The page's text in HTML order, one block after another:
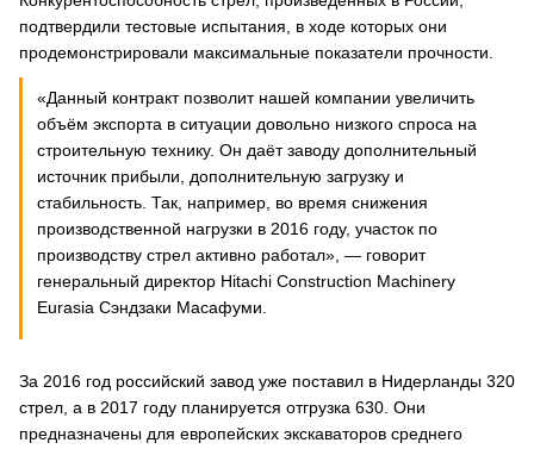
подтвердили тестовые испытания, в ходе которых они
продемонстрировали максимальные показатели прочности.
«Данный контракт позволит нашей компании увеличить
объём экспорта в ситуации довольно низкого спроса на
строительную технику. Он даёт заводу дополнительный
источник прибыли, дополнительную загрузку и
стабильность. Так, например, во время снижения
производственной нагрузки в 2016 году, участок по
производству стрел активно работал», — говорит
генеральный директор Hitachi Construction Machinery
Eurasia Сэндзаки Масафуми.
За 2016 год российский завод уже поставил в Нидерланды 320
стрел, а в 2017 году планируется отгрузка 630. Они
предназначены для европейских экскаваторов среднего